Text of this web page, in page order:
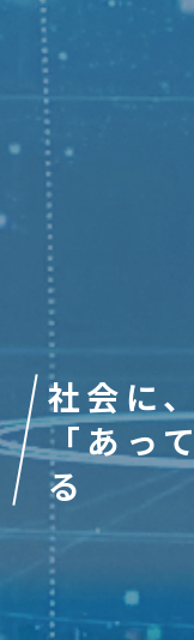
社会に
「あっ
る